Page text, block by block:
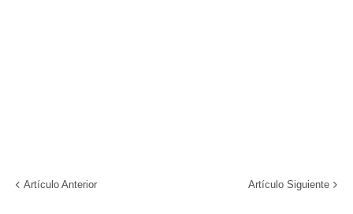
Artículo Anterior Artículo Siguiente